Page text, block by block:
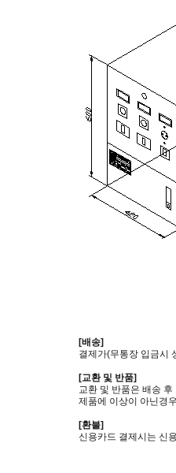
[배송]
결제가(무통장 입금시
[교환 및 반품]
교환 및 반품은 배송
제품에 이상이 아닌경
[환불]
신용카드 결제시는 신